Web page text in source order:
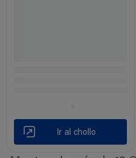
Ir al chollo